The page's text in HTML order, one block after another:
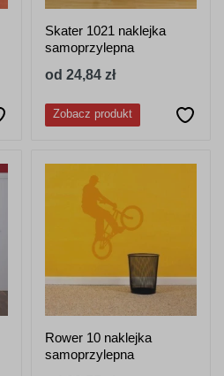
Skater 1021 naklejka
samoprzylepna
od 24,84 zł
Zobacz produkt
Rower 10 naklejka
samoprzylepna